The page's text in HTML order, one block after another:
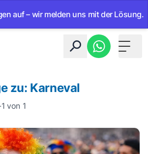
– wir melden uns mit der Lösung.
Toggle
zu: Karneval
von 1